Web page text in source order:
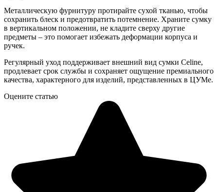
Металлическую фурнитуру протирайте сухой тканью, чтобы
сохранить блеск и предотвратить потемнение. Храните сумку
в вертикальном положении, не кладите сверху другие
предметы – это помогает избежать деформации корпуса и
ручек.
Регулярный уход поддерживает внешний вид сумки Celine,
продлевает срок службы и сохраняет ощущение премиального
качества, характерного для изделий, представленных в ЦУМе.
Оцените статью